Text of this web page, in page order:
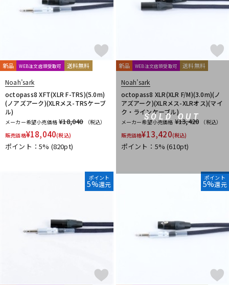
新品 WEB注文店頭受取可 送料無料
Noah’sark
octopass8 XFT(XLR F-TRS)(5.0m)
(ノアズアーク)(XLRメス-TRSケーブ
ル)
メーカー希望小売価格 ¥18,040
（税込）
販売価格¥18,040(税込)
ポイント：5% (820pt)
SOLD OUT
新品 WEB注文店頭受取可 送料無料
Noah’sark
octopass8 XLR(XLR F/M)(3.0m)(ノ
アズアーク)(XLRメス-XLRオス)(マイ
ク・ラインケーブル)
メーカー希望小売価格 ¥13,420
（税込）
販売価格¥13,420(税込)
ポイント：5%(610pt)
ポイント
5%還元
ポイント
5%還元